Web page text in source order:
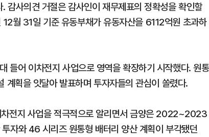
사의견 거절은 감사인이 재무제표의 정확성을 확인할
월 31일 기준 유동부채가 유동자산을 6112억원 초과하
들어 이차전지 사업으로 영역을 확장하기 시작했다. 원통
획을 잇달아 발표하며 투자자들의 관심이 쏠렸다.
차전지 사업을 적극적으로 알리면서 금양은 2022~2023
자와 46 시리즈 원통형 배터리 양산 계획이 부각됐던